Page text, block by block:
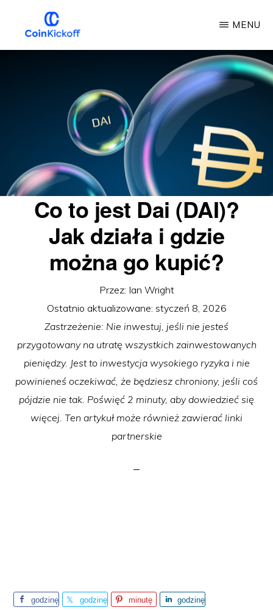
głównej
COIN
MENU
Co to jest Dai (DAI)?
Jak działa i gdzie
można go kupić?
Przez: Ian Wright
Ostatnio aktualizowane: styczeń 8, 2026
Zastrzeżenie: Nie inwestuj, jeśli nie jesteś
przygotowany na utratę wszystkich zainwestowanych
pieniędzy. Jest to inwestycja wysokiego ryzyka i nie
powinieneś oczekiwać, że będziesz chroniony, jeśli coś
pójdzie nie tak. Poświęć 2 minuty, aby dowiedzieć się
więcej. Ten artykuł może również zawierać linki
partnerskie
godzinę
godzinę
minutę
godzinę